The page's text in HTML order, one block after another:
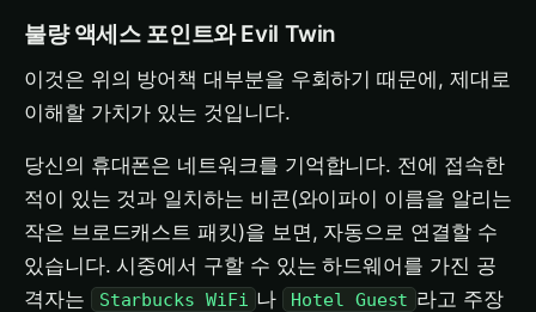
불량 액세스 포인트와 Evil Twin
이것은 위의 방어책 대부분을 우회하기 때문에, 제대로
이해할 가치가 있는 것입니다.
당신의 휴대폰은 네트워크를 기억합니다. 전에 접속한
적이 있는 것과 일치하는 비콘(와이파이 이름을 알리는
작은 브로드캐스트 패킷)을 보면, 자동으로 연결할 수
있습니다. 시중에서 구할 수 있는 하드웨어를 가진 공
격자는
Starbucks WiFi 나 Hotel Guest 라고 주장